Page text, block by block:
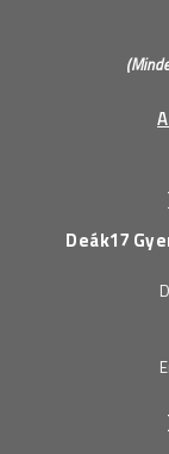
Deák17